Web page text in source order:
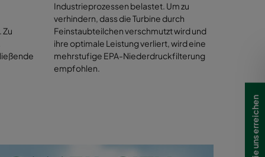
jeder
in Ihre
die
und
Camfil
keine
Industrieprozessen belastet. Um zu
verhindern, dass die Turbine durch
Feinstaubteilchen verschmutzt wird und
ihre optimale Leistung verliert, wird eine
mehrstufige EPA-Niederdruckfilterung
empfohlen.
Wie Sie uns erreichen